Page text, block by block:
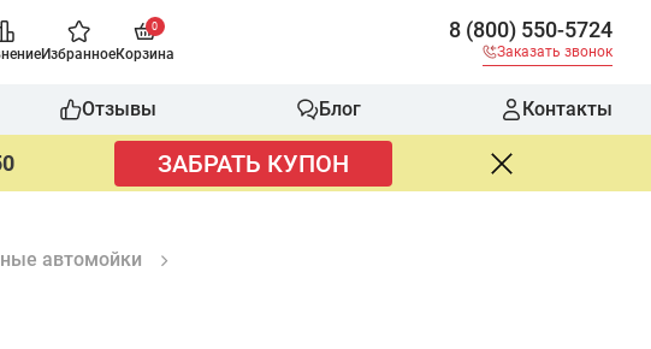
Избранное
0
Корзина
8 (800) 550-5724
Заказать звонок
Отзывы Блог Контакты
ЗАБРАТЬ КУПОН
автомойки